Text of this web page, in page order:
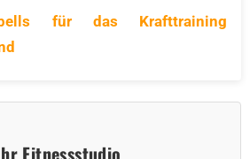
für das Krafttraining